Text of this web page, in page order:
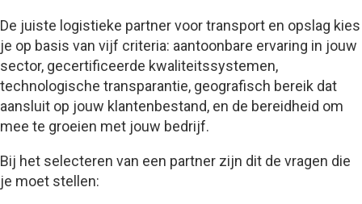
De juiste logistieke partner voor transport en opslag kies
je op basis van vijf criteria: aantoonbare ervaring in jouw
sector, gecertificeerde kwaliteitssystemen,
technologische transparantie, geografisch bereik dat
aansluit op jouw klantenbestand, en de bereidheid om
mee te groeien met jouw bedrijf.
Bij het selecteren van een partner zijn dit de vragen die
je moet stellen: